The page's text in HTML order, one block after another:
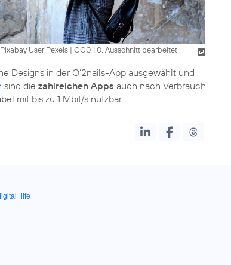
User Pexels| CC0 1.0, Ausschnitt bearbeitet
Designs in der O‘2nails-App ausgewählt und
sind die zahlreichen Apps auch nach Verbrauch
mit bis zu 1 Mbit/s nutzbar.